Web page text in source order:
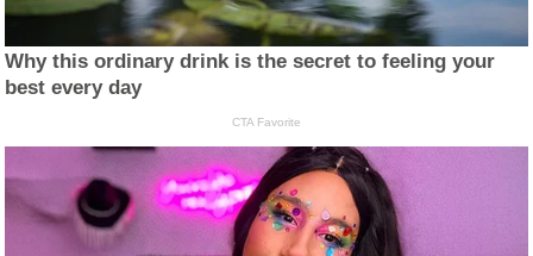
Why this ordinary drink is the secret to feeling your
best every day
CTA Favorite